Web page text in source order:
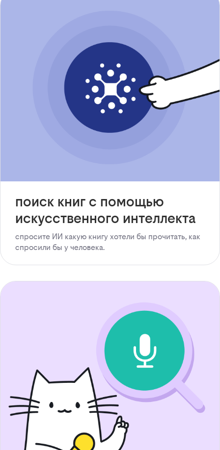
поиск книг с помощью
искусственного интеллекта
спросите ИИ какую книгу хотели бы прочитать, как
спросили бы у человека.